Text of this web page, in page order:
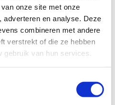
onze site met onze
adverteren en analyse. Deze
combineren met andere
verstrekt of die ze hebben
gebruik van hun services.